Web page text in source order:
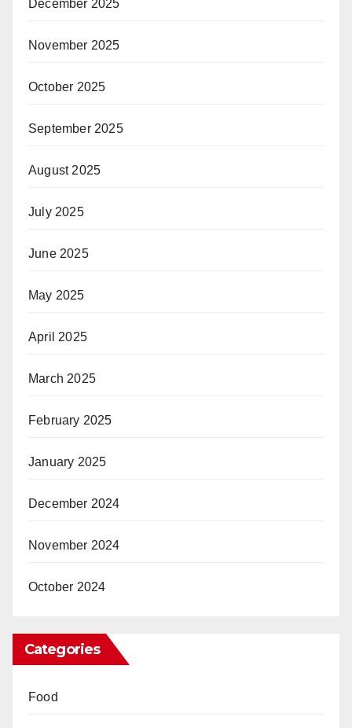
December 2025
November 2025
October 2025
September 2025
August 2025
July 2025
June 2025
May 2025
April 2025
March 2025
February 2025
January 2025
December 2024
November 2024
October 2024
Categories
Food